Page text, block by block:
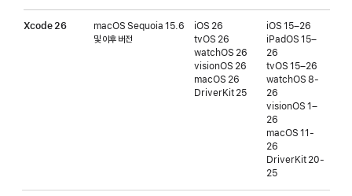
Xcode 26
macOS Sequoia 15.6
및 이후 버전
iOS 26
tvOS 26
watchOS 26
visionOS 26
macOS 26
DriverKit 25
iOS 15–26
iPadOS 15–
26
tvOS 15–26
watchOS 8-
26
visionOS 1–
26
macOS 11-
26
DriverKit 20-
25